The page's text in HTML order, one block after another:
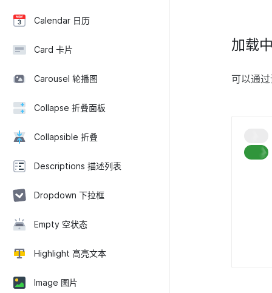
Calendar 日历
Card 卡片
Carousel 轮播图
Collapse 折叠面板
Collapsible 折叠
Descriptions 描述列表
Dropdown 下拉框
Empty 空状态
Highlight 高亮文本
Image 图片
加载
可以通